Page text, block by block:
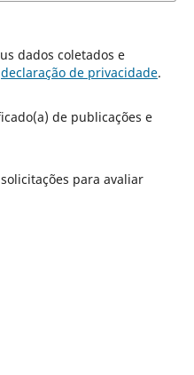
declaração de privacidade.